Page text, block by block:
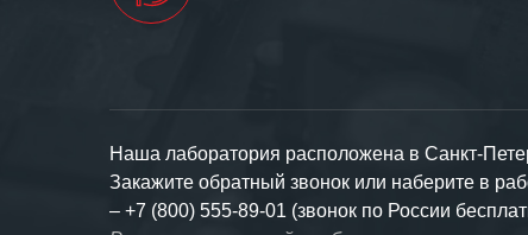
Наша лаборатория расположена в Санкт-
Закажите обратный звонок или наберите в
– +7 (800) 555-89-01 (звонок по России